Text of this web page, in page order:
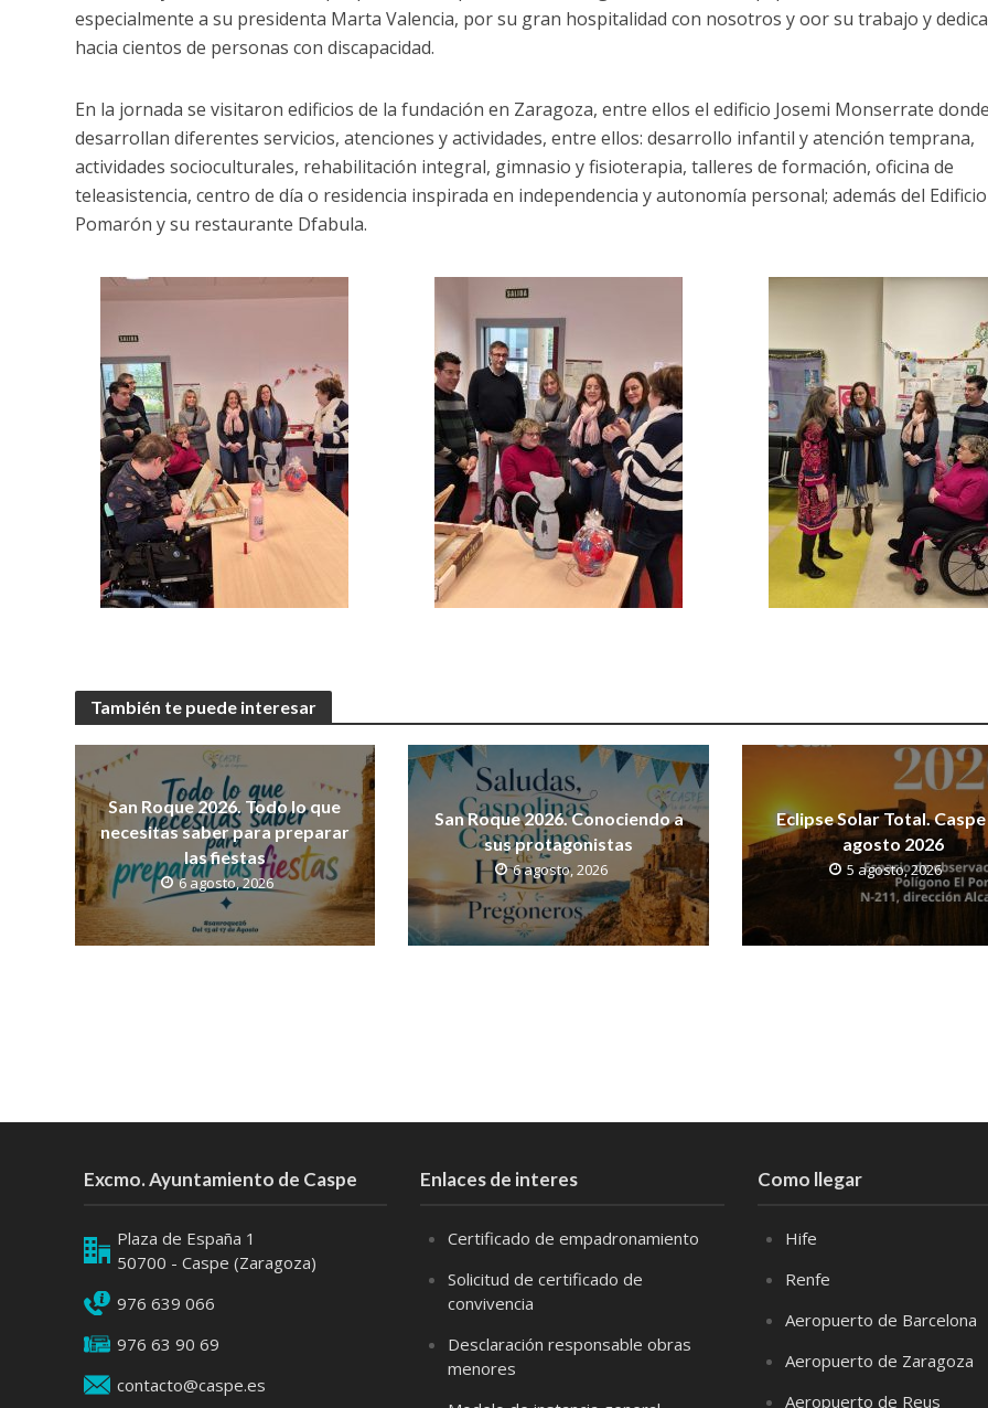
especialmente a su presidenta Marta Valencia, por su gran hospitalidad con nosotros y oor su trabajo y
hacia cientos de personas con discapacidad.
En la jornada se visitaron edificios de la fundación en Zaragoza, entre ellos el edificio Josemi Monserrate
desarrollan diferentes servicios, atenciones y actividades, entre ellos: desarrollo infantil y atención temprana,
actividades socioculturales, rehabilitación integral, gimnasio y fisioterapia, talleres de formación, oficina de
teleasistencia, centro de día o residencia inspirada en independencia y autonomía personal; además del Edificio
Pomarón y su restaurante Dfabula.
También te puede interesar
San Roque 2026. Todo lo que
necesitas saber para preparar
las fiestas
6 agosto, 2026
San Roque 2026. Conociendo a
sus protagonistas
6 agosto, 2026
Eclipse Solar Total.
agosto 2026
5 agosto, 2026
Excmo. Ayuntamiento de Caspe
Plaza de España 1
50700 - Caspe (Zaragoza)
976 639 066
976 63 90 69
contacto@caspe.es
Enlaces de interes
Certificado de empadronamiento
Solicitud de certificado de
convivencia
Desclaración responsable obras
menores
Como llegar
Hife
Renfe
Aeropuerto de Barcelona
Aeropuerto de Zaragoza
Aeropuerto de Reus